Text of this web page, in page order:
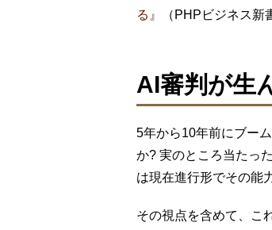
る』
（PHPビジネス新
AI審判が生
5年から10年前にブー
か? 実のところ当たっ
は現在進行形でその能
その視点を含めて、こ